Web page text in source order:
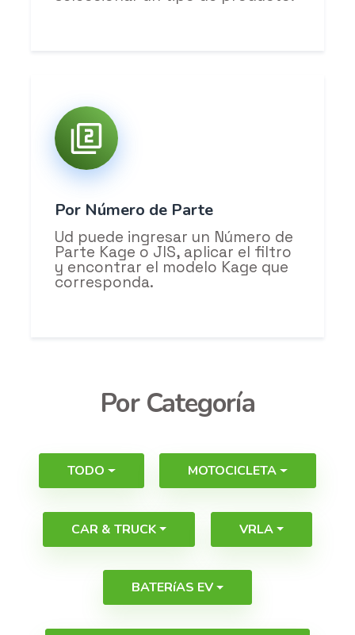
Por Número de Parte
Ud puede ingresar un Número de
Parte Kage o JIS, aplicar el filtro
y encontrar el modelo Kage que
corresponda.
Por Categoría
TODO MOTOCICLETA
CAR & TRUCK VRLA
BATERíAS EV